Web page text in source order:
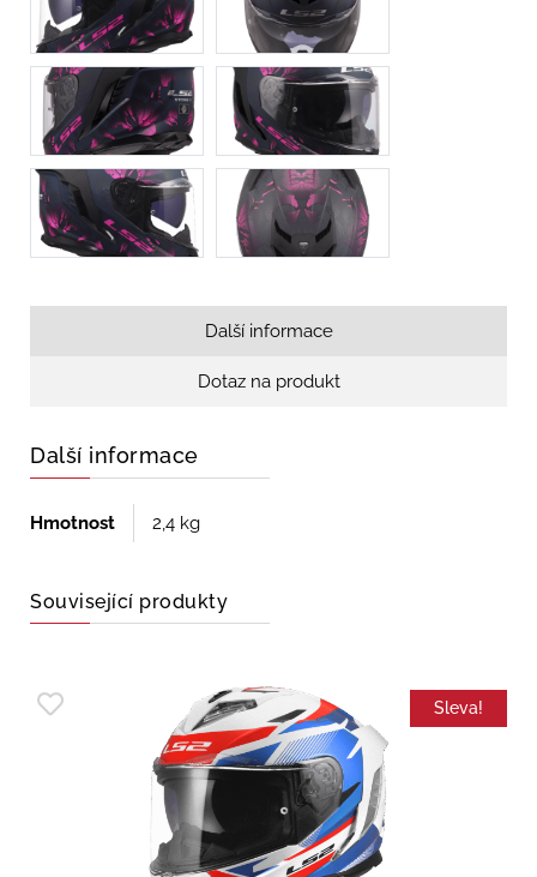
Další informace
Dotaz na produkt
Další informace
Hmotnost 2,4 kg
Související produkty
Sleva!